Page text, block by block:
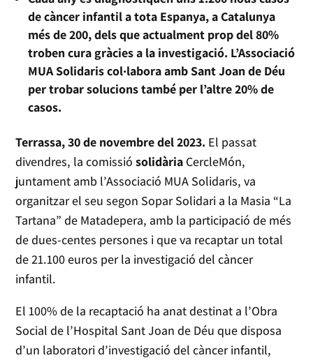
de càncer infantil a tota Espanya, a Catalunya
més de 200, dels que actualment prop del 80%
troben cura gràcies a la investigació. L’Associació
MUA Solidaris col·labora amb Sant Joan de Déu
per trobar solucions també per l’altre 20% de
casos.
Terrassa, 30 de novembre del 2023. El passat
divendres, la comissió solidària CercleMón,
juntament amb l’Associació MUA Solidaris, va
organitzar el seu segon Sopar Solidari a la Masia “La
Tartana” de Matadepera, amb la participació de més
de dues-centes persones i que va recaptar un total
de 21.100 euros per la investigació del càncer
infantil.
El 100% de la recaptació ha anat destinat a l’Obra
Social de l’Hospital Sant Joan de Déu que disposa
d’un laboratori d’investigació del càncer infantil,